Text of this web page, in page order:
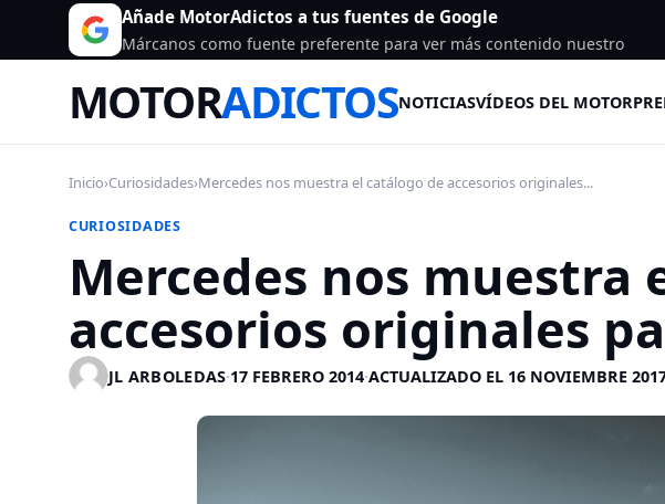
Añade MotorAdictos a tus fuentes de Google
Márcanos como fuente preferente para ver más contenido nuestro
MOTORADICTOSNOTICIASVÍDEOS DEL MOTOR
Inicio›Curiosidades›Mercedes nos muestra el catálogo de accesorios originales...
CURIOSIDADES
Mercedes nos muestra
accesorios originales
JL ARBOLEDAS·17 FEBRERO 2014·ACTUALIZADO EL 16 NOVIEMBRE